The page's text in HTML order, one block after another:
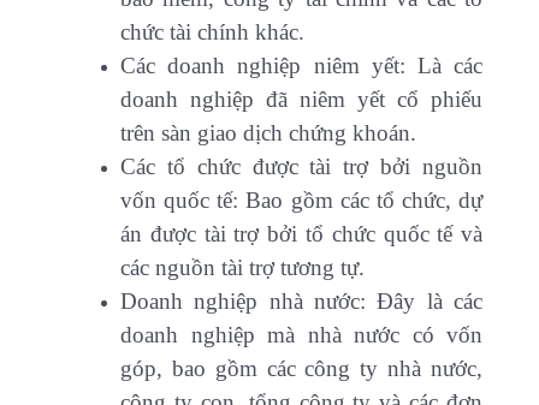
chức tài chính khác.
Các doanh nghiệp niêm yết: Là các
doanh nghiệp đã niêm yết cổ phiếu
trên sàn giao dịch chứng khoán.
Các tổ chức được tài trợ bởi nguồn
vốn quốc tế: Bao gồm các tổ chức, dự
án được tài trợ bởi tổ chức quốc tế và
các nguồn tài trợ tương tự.
Doanh nghiệp nhà nước: Đây là các
doanh nghiệp mà nhà nước có vốn
góp, bao gồm các công ty nhà nước,